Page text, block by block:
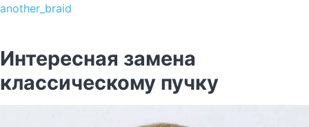
another_braid
Интересная замена
классическому пучку